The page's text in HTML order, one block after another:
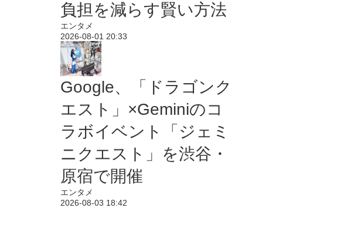
負担を減らす賢い方法
エンタメ
2026-08-01 20:33
Google、「ドラゴンク
エスト」×Geminiのコ
ラボイベント「ジェミ
ニクエスト」を渋谷・
原宿で開催
エンタメ
2026-08-03 18:42